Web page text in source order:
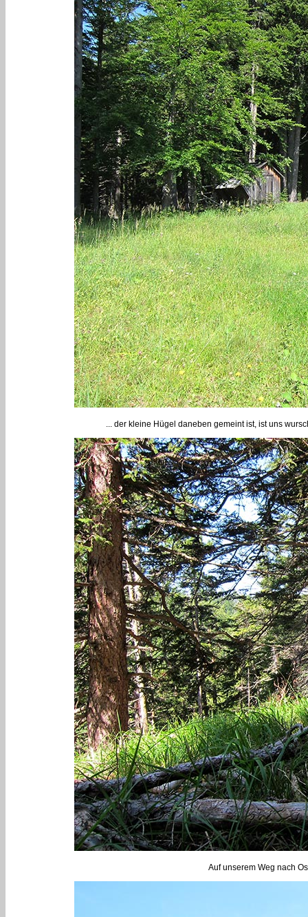
... der kleine Hügel daneben gemeint ist, ist uns
Auf unserem Weg nach